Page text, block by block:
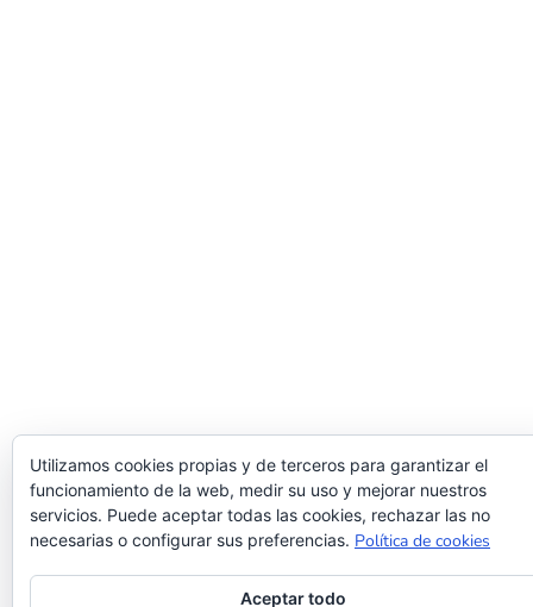
Utilizamos cookies propias y de terceros para garantizar el
funcionamiento de la web, medir su uso y mejorar nuestros
servicios. Puede aceptar todas las cookies, rechazar las no
necesarias o configurar sus preferencias. Política de cookies
Aceptar todo